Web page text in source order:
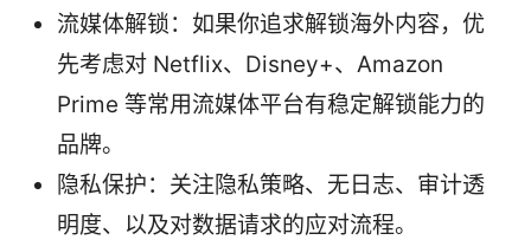
流媒体解锁：如果你追求解锁海外内容，优
先考虑对 Netflix、Disney+、Amazon
Prime 等常用流媒体平台有稳定解锁能力的
品牌。
隐私保护：关注隐私策略、无日志、审计透
明度、以及对数据请求的应对流程。